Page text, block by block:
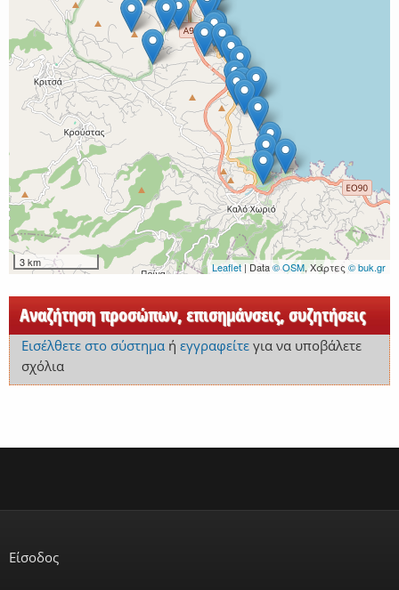
3 km Leaflet | Data© OSM, Χάρτες © buk.gr
Αναζήτηση προσώπων, επισημάνσεις, συζητήσεις
Εισέλθετε στο σύστημαή εγγραφείτεγια να υποβάλετε
σχόλια
Είσοδος